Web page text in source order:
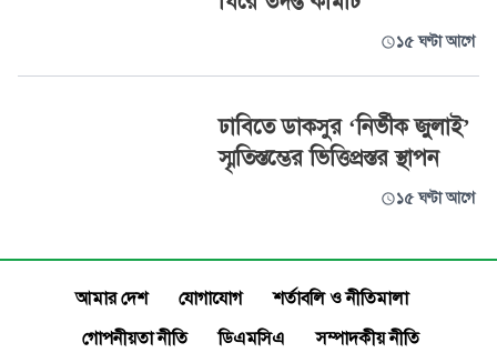
১৫ ঘণ্টা আগে
ঢাবিতে ডাকসুর ‘নির্ভীক জুলাই’
স্মৃতিস্তম্ভের ভিত্তিপ্রস্তর স্থাপন
১৫ ঘণ্টা আগে
আমার দেশ যোগাযোগ
শর্তাবলি ও নীতিমালা
গোপনীয়তা নীতি
ডিএমসিএ সম্পাদকীয় নীতি